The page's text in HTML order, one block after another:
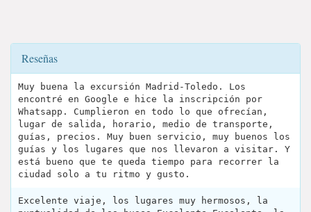
Reseñas
Muy buena la excursión Madrid-Toledo. Los
encontré en Google e hice la inscripción por
Whatsapp. Cumplieron en todo lo que ofrecían,
lugar de salida, horario, medio de transporte,
guías, precios. Muy buen servicio, muy buenos los
guías y los lugares que nos llevaron a visitar. Y
está bueno que te queda tiempo para recorrer la
ciudad solo a tu ritmo y gusto.
Excelente viaje, los lugares muy hermosos, la